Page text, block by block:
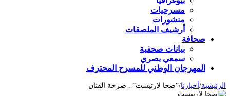
مسرحيات
منشورات
أرشيف الملصقات
صحافة
بيانات صحفية
سمعي بصري
المهرجان الوطني للمسرح المحترف
الرئيسية/ أخبارنا/“صحا لارتيست”.. صرخة الفنان